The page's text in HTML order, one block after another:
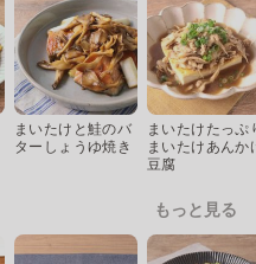
まいたけと鮭のバ
ターしょうゆ焼き
まいたけたっぷ
まいたけあんか
豆腐
もっと見る